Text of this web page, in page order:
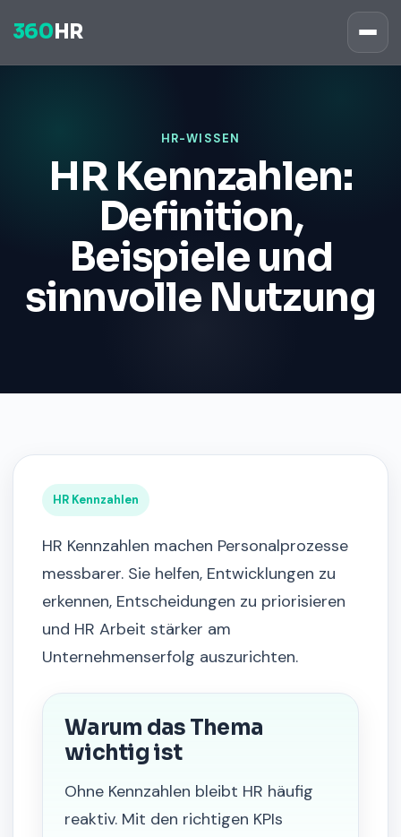
360 HR
HR-WISSEN
HR Kennzahlen:
Definition,
Beispiele und
sinnvolle Nutzung
HR Kennzahlen
HR Kennzahlen machen Personalprozesse
messbarer. Sie helfen, Entwicklungen zu
erkennen, Entscheidungen zu priorisieren
und HR Arbeit stärker am
Unternehmenserfolg auszurichten.
Warum das Thema
wichtig ist
Ohne Kennzahlen bleibt HR häufig
reaktiv. Mit den richtigen KPIs